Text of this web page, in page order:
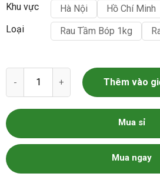
Khu vực Hà Nội
Hồ Chí Minh
Loại
Rau Tầm Bóp 1kg
Rau Tầm Bóp số lượng
Thêm vào
Mua sỉ
Mua ngay